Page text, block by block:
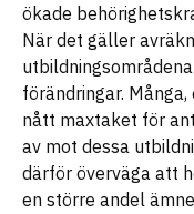
ökade
När det gäller
förändringar.
nått maxtaket för
av mot dessa
därför överväga att
en större andel